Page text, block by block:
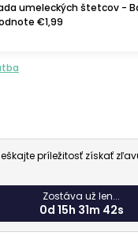
umeleckých štetcov -
€1,99
príležitosť získať
Zostáva už len...
0d 15h 31m 41s